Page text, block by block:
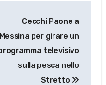
Cecchi Paone a
Messina per girare un
televisivo
sulla pesca nello
Stretto